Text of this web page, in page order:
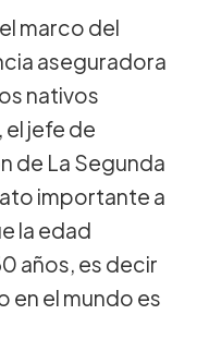
marco del
aseguradora
nativos
jefe de
de La Segunda
importante a
la edad
años, es decir
en el mundo es